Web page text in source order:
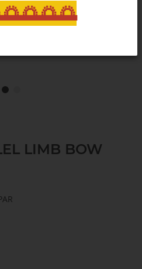
LIMB BOW